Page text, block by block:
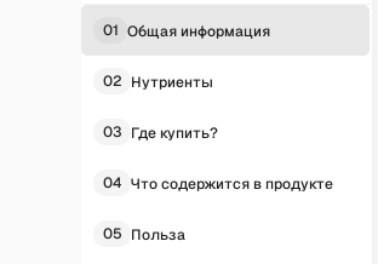
01 Общая информация
02 Нутриенты
03 Где купить?
04 Что содержится в продукте
05 Польза